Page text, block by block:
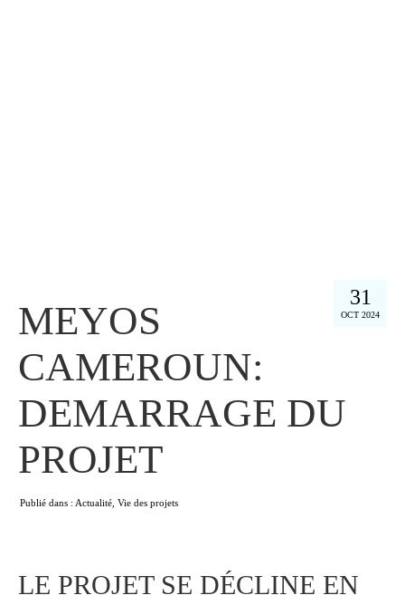
31
OCT 2024
MEYOS
CAMEROUN:
DEMARRAGE DU
PROJET
Publié dans : Actualité Vie des projets
LE PROJET SE DÉCLINE EN